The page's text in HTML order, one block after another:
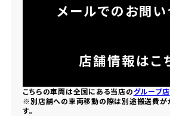
メールでのお問
店舗情報はこ
こちらの車両は全国にある当店のグループ店
※別店舗への車両移動の際は別途搬送費が
す。
ホンダドリーム 大宮